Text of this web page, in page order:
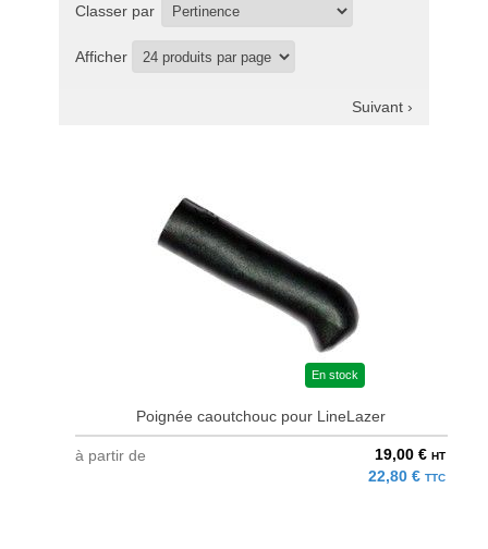
Classer par
Afficher
Suivant ›
En stock
Poignée caoutchouc pour LineLazer
à partir de 19,00 € HT
22,80 € TTC